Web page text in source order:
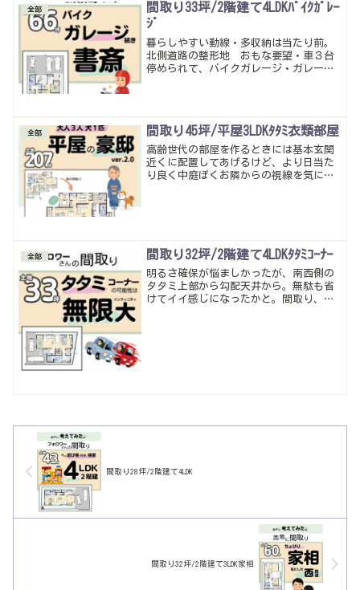
全部
間取り33坪/2階建て4LDKﾊﾞｲｸｶﾞﾚｰ
ｼﾞ
暮らしやすい動線・多収納は当たり前。
北側道路の整形地 おもな要望・車３台
停められて、バイクガレージ・ガレージ
しそうだったからなるべく無駄なく考え
てみた。
全部 間取り45坪/平屋3LDKﾀﾀﾐ衣類部屋
高齢世代の部屋を作るときには基本玄関
近くに配置してあげるけど、より日当た
り良く中庭ぽくお隣からの視線を気にな
全部 間取り32坪/2階建て4LDKﾀﾀﾐｺｰﾅｰ
明るさ確保が悩ましかったが、南西側の
タタミ上部から勾配天井から。無駄も省
けてイイ感じになったかと。間取り、土
間取り28坪/2階建て4LDK
間取り32坪/2階建て3LDK家相